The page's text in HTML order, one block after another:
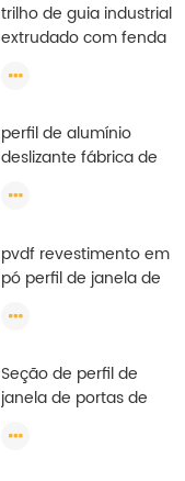
trilho de guia industrial
extrudado com fenda
u por tonelada de perfil
perfil de alumínio
deslizante fábrica de
perfil de alumínio para
guarda-roupa de oem
alumínio
pvdf revestimento em
pó perfil de janela de
anodizado perfil de
Seção de perfil de
janela de portas de
qualidade e baixo preço